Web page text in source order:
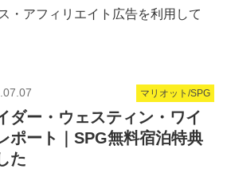
・アフィリエイト広告を利用して
マリオット/SPG
ダー・ウェスティン・ワイ
ポート｜SPG無料宿泊特典
た